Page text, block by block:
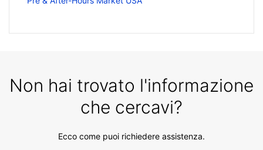
Non hai trovato l'informazione
che cercavi?
Ecco come puoi richiedere assistenza.